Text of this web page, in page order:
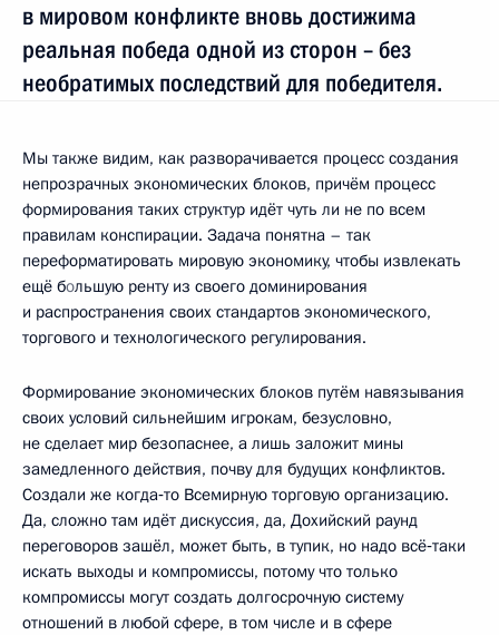
в мировом конфликте вновь достижима
реальная победа одной из сторон – без
необратимых последствий для победителя.
Мы также видим, как разворачивается процесс создания
непрозрачных экономических блоков, причём процесс
формирования таких структур идёт чуть ли не по всем
правилам конспирации. Задача понятна – так
переформатировать мировую экономику, чтобы извлекать
ещё большую ренту из своего доминирования
и распространения своих стандартов экономического,
торгового и технологического регулирования.
Формирование экономических блоков путём навязывания
своих условий сильнейшим игрокам, безусловно,
не сделает мир безопаснее, а лишь заложит мины
замедленного действия, почву для будущих конфликтов.
Создали же когда‑то Всемирную торговую организацию.
Да, сложно там идёт дискуссия, да, Дохийский раунд
переговоров зашёл, может быть, в тупик, но надо всё‑таки
искать выходы и компромиссы, потому что только
компромиссы могут создать долгосрочную систему
отношений в любой сфере, в том числе и в сфере